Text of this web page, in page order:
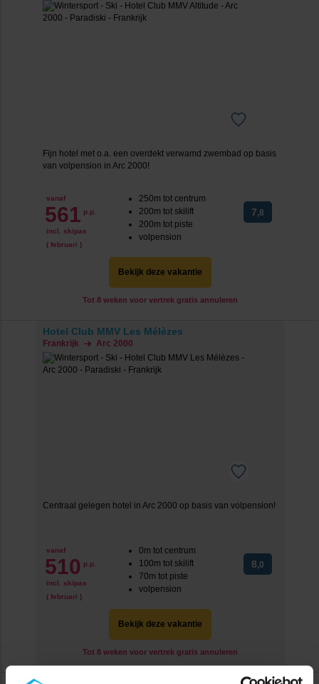
Fijn hotel met o.a. een overdekt verwamd zwembad op basis
van volpension in Arc 2000!
vanaf
561 p.p.
incl. skipas
( februari )
250m tot centrum
200m tot skilift
200m tot piste
volpension
7,8
Bekijk deze vakantie
Tot 8 weken voor vertrek gratis annuleren
Hotel Club MMV Les Mélèzes
Frankrijk Arc 2000
Centraal gelegen hotel in Arc 2000 op basis van volpension!
vanaf
510 p.p.
incl. skipas
( februari )
0m tot centrum
100m tot skilift
70m tot piste
volpension
8,0
Bekijk deze vakantie
Tot 8 weken voor vertrek gratis annuleren